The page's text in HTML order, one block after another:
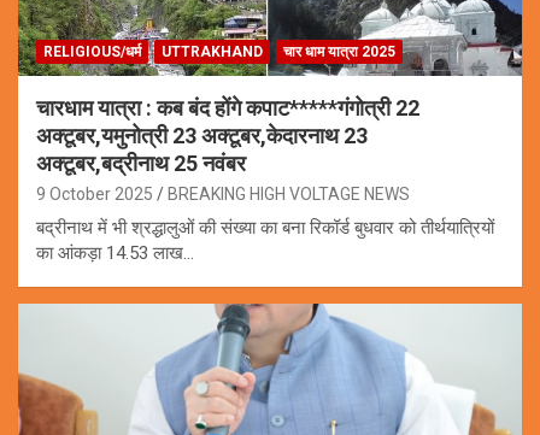
RELIGIOUS/धर्म UTTRAKHAND चार धाम यात्रा 2025
चारधाम यात्रा : कब बंद होंगे कपाट*****गंगोत्री 22
अक्टूबर,यमुनोत्री 23 अक्टूबर,केदारनाथ 23
अक्टूबर,बद्रीनाथ 25 नवंबर
9 October 2025 BREAKING HIGH VOLTAGE NEWS
बद्रीनाथ में भी श्रद्धालुओं की संख्या का बना रिकॉर्ड बुधवार को तीर्थयात्रियों
का आंकड़ा 14.53 लाख…